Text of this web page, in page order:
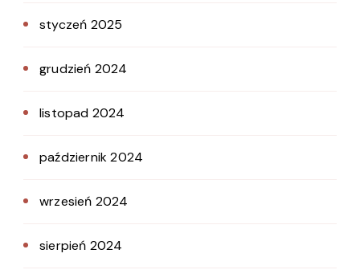
styczeń 2025
grudzień 2024
listopad 2024
październik 2024
wrzesień 2024
sierpień 2024